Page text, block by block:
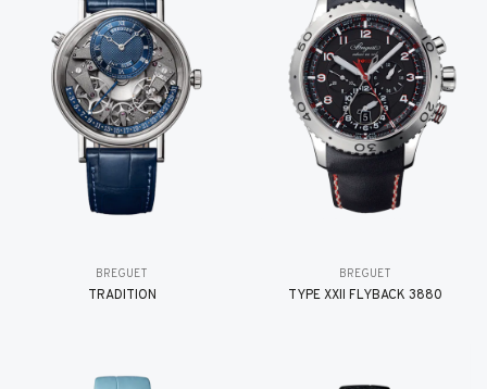
BREGUET
TRADITION
BREGUET
TYPE XXII FLYBACK 3880